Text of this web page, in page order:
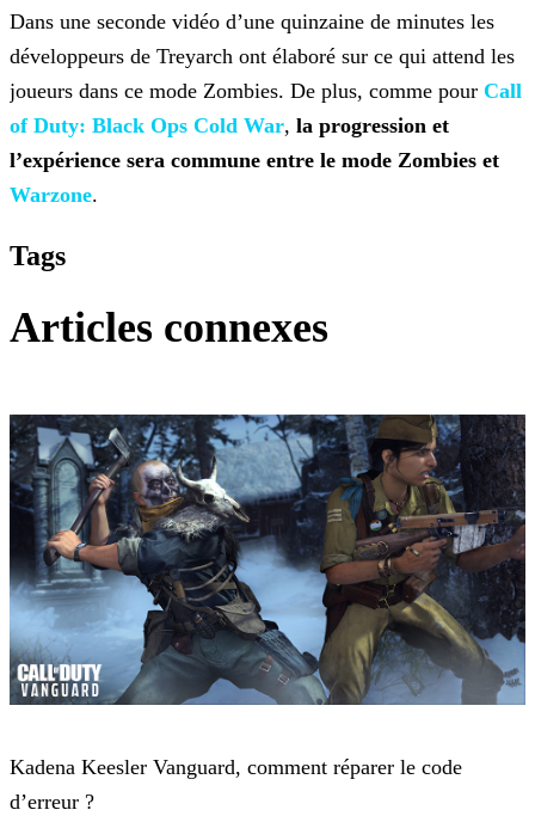
Dans une seconde vidéo d’une quinzaine de minutes les
développeurs de Treyarch ont élaboré sur ce qui attend les
joueurs dans ce mode Zombies. De plus, comme pour Call
of Duty: Black Ops Cold War, la progression et
l’expérience sera commune entre le mode Zombies et
Warzone.
Tags
Articles connexes
Kadena Keesler Vanguard, comment réparer le code
d’erreur ?